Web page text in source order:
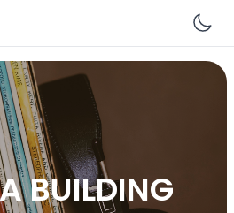
BUILDING